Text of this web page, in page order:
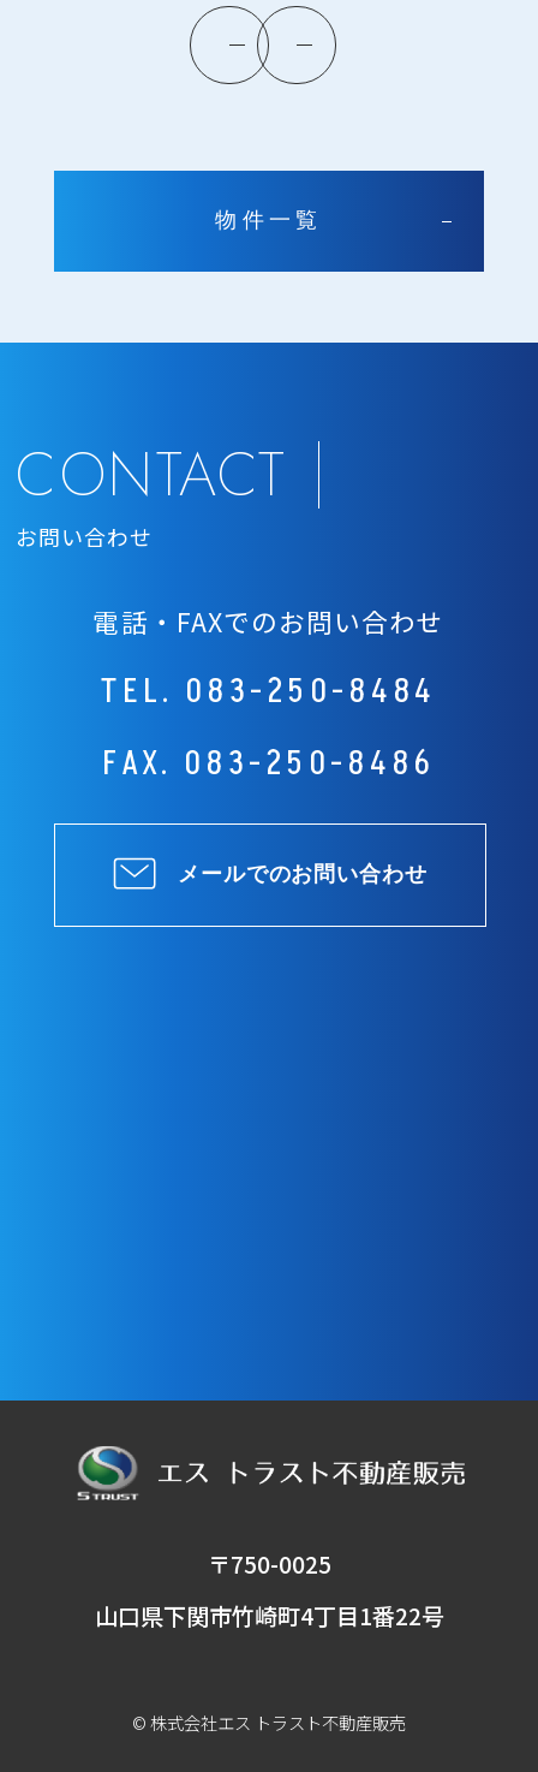
物件一覧
CONTACT
お問い合わせ
電話・FAXでのお問い合わせ
TEL. 083-250-8484
FAX. 083-250-8486
メールでのお問い合わせ
〒750-0025
⼭⼝県下関市⽵崎町4丁⽬1番22号
© 株式会社エス​ トラスト不動産販売